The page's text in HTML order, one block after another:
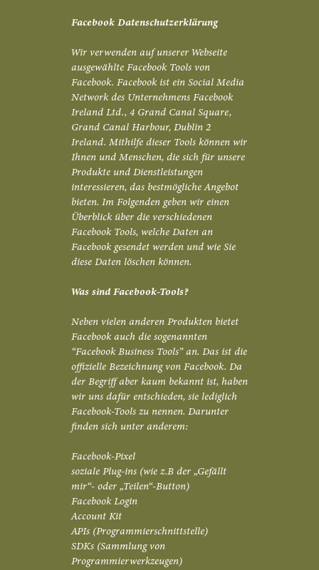
Facebook Datenschutzerklärung
Wir verwenden auf unserer Webseite
ausgewählte Facebook Tools von
Facebook. Facebook ist ein Social Media
Network des Unternehmens Facebook
Ireland Ltd., 4 Grand Canal Square,
Grand Canal Harbour, Dublin 2
Ireland. Mithilfe dieser Tools können wir
Ihnen und Menschen, die sich für unsere
Produkte und Dienstleistungen
interessieren, das bestmögliche Angebot
bieten. Im Folgenden geben wir einen
Überblick über die verschiedenen
Facebook Tools, welche Daten an
Facebook gesendet werden und wie Sie
diese Daten löschen können.
Was sind Facebook-Tools?
Neben vielen anderen Produkten bietet
Facebook auch die sogenannten
“Facebook Business Tools” an. Das ist die
offizielle Bezeichnung von Facebook. Da
der Begriff aber kaum bekannt ist, haben
wir uns dafür entschieden, sie lediglich
Facebook-Tools zu nennen. Darunter
finden sich unter anderem:
Facebook-Pixel
soziale Plug-ins (wie z.B der „Gefällt
mir“- oder „Teilen“-Button)
Facebook Login
Account Kit
APIs (Programmierschnittstelle)
SDKs (Sammlung von
Programmierwerkzeugen)